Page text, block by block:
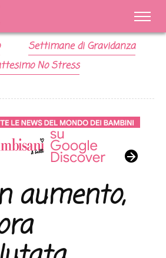
Settimane di Gravidanza
No Stress
aumento,